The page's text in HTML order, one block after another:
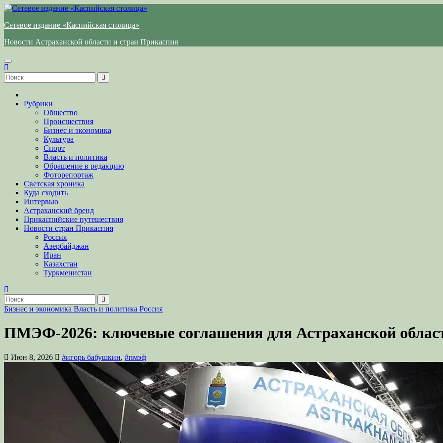
Перейти
содержимому
Сетевое издание «Каспийская столица»
Новости Астраханской области и стран Прикаспия
Рубрики
Общество
Происшествия
Бизнес и экономика
Культура
Спорт
Власть и политика
Обращение в редакцию
Фоторепортаж
Светская хроника
Куда сходить
Интервью
Астраханский бренд
Прикаспийские путешествия
Новости стран Прикаспия
Россия
Азербайджан
Иран
Казахстан
Туркменистан
Бизнес и экономика Власть и политика Россия
ПМЭФ-2026: ключевые соглашения для Астраханской
Июн 8, 2026 #игорь бабушкин, #пмэф